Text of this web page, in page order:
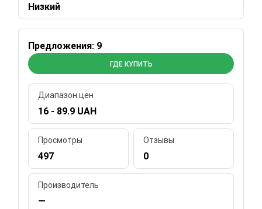
Низкий
Предложения: 9
ГДЕ КУПИТЬ
Диапазон цен
16 - 89.9 UAH
Просмотры
497
Отзывы
0
Производитель
—